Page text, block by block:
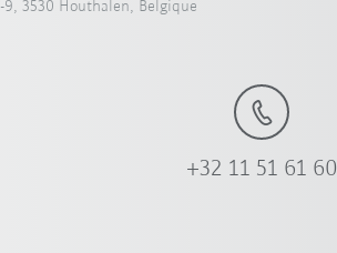
9, 3530 Houthalen, Belgique
+32 11 51 61 60